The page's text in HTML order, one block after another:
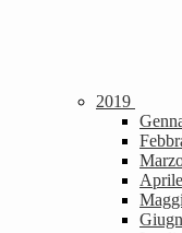
2019
Aprile